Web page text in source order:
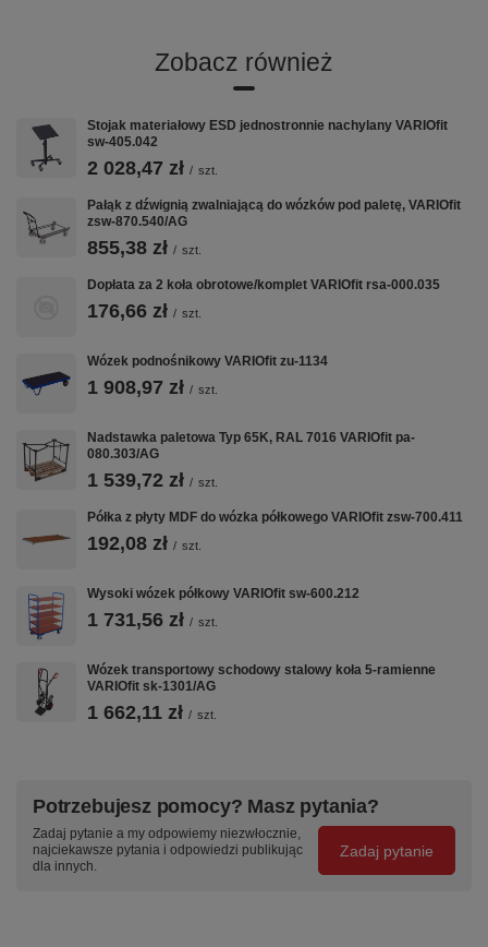
Opis produktu
Wymiary zew.: 1.085 x 300 x 900 mm (szer./gł./wys.)
Powierzchnia użytkowa: 830 x 265 mm Wysokość
załadunkowa: 140 / 440 / 740 mm Odstęp między półkami:
300 mm Wysokość pałąka: 880 mm Wykonanie: * spawany z
rur stalowych * na każdym boku 1 poziomy pałąk * półki
spawane, nachylone pod kątem 5° Kolor: RAL 7016 szary
termoplastycznej, felga z tworzywa, precyzyjne łożysko
hamulcem Nośność: 150 kg EAN-Nr.: 4035694075290
VARIOfit w CentrumWarsztatowe.pl:
Wózki Platformowe·Wózki Magazynowe
Nadstawki Paletowe
Zobacz również
Stojak materiałowy ESD jednostronnie nachylany VARIOfit
sw-405.042
2 028,47 zł / szt.
Pałąk z dźwignią zwalniającą do wózków pod paletę, VARIOfit
zsw-870.540/AG
855,38 zł / szt.
Dopłata za 2 koła obrotowe/komplet VARIOfit rsa-000.035
176,66 zł / szt.
Wózek podnośnikowy VARIOfit zu-1134
1 908,97 zł / szt.
Nadstawka paletowa Typ 65K, RAL 7016 VARIOfit pa-
080.303/AG
1 539,72 zł / szt.
Półka z płyty MDF do wózka półkowego VARIOfit zsw-700.411
192,08 zł / szt.
Wysoki wózek półkowy VARIOfit sw-600.212
1 731,56 zł / szt.
Wózek transportowy schodowy stalowy koła 5-ramienne
VARIOfit sk-1301/AG
1 662,11 zł / szt.
Potrzebujesz pomocy? Masz pytania?
Zadaj pytanie a my odpowiemy niezwłocznie,
najciekawsze pytania i odpowiedzi publikując
dla innych.
Zadaj pytanie